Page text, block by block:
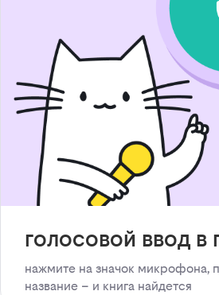
голосовой ввод в
нажмите на значок микрофона,
название – и книга найдется